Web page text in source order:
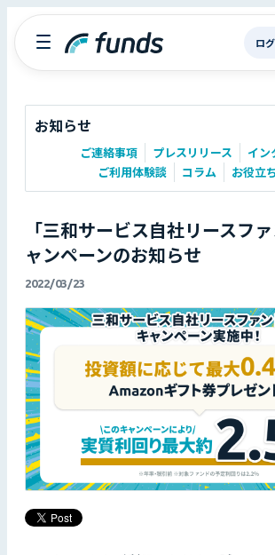
ロ
お知らせ
ご連絡事項 プレスリリース
イン
ご利用体験談
コラム お役立
「三和サービス自社リースフ
ャンペーンのお知らせ
2022/03/23